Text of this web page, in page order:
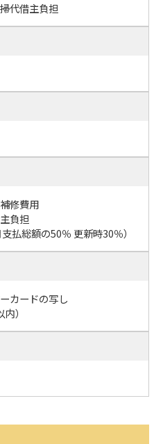
代借主負担
修費用
負担
払総額の50％ 更新時30％）
カードの写し
）